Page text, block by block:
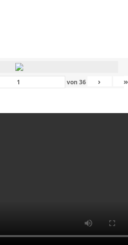
von 36 › »